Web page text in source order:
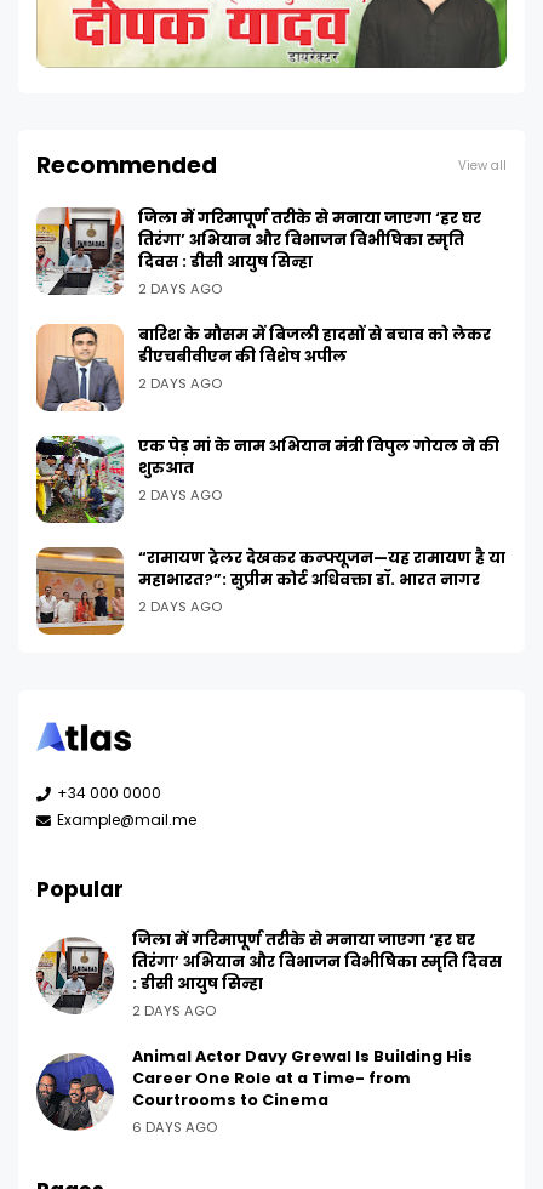
Recommended View all
जिला में गरिमापूर्ण तरीके से मनाया जाएगा ‘हर घर
तिरंगा’ अभियान और विभाजन विभीषिका स्मृति
दिवस : डीसी आयुष सिन्हा
2 DAYS AGO
बारिश के मौसम में बिजली हादसों से बचाव को लेकर
डीएचबीवीएन की विशेष अपील
2 DAYS AGO
एक पेड़ मां के नाम अभियान मंत्री विपुल गोयल ने की
शुरुआत
2 DAYS AGO
“रामायण ट्रेलर देखकर कन्फ्यूजन—यह रामायण है या
महाभारत?”: सुप्रीम कोर्ट अधिवक्ता डॉ. भारत नागर
2 DAYS AGO
+34 000 0000
Example@mail.me
Popular
जिला में गरिमापूर्ण तरीके से मनाया जाएगा ‘हर घर
तिरंगा’ अभियान और विभाजन विभीषिका स्मृति दिवस
: डीसी आयुष सिन्हा
2 DAYS AGO
Animal Actor Davy Grewal Is Building His
Career One Role at a Time- from
Courtrooms to Cinema
6 DAYS AGO